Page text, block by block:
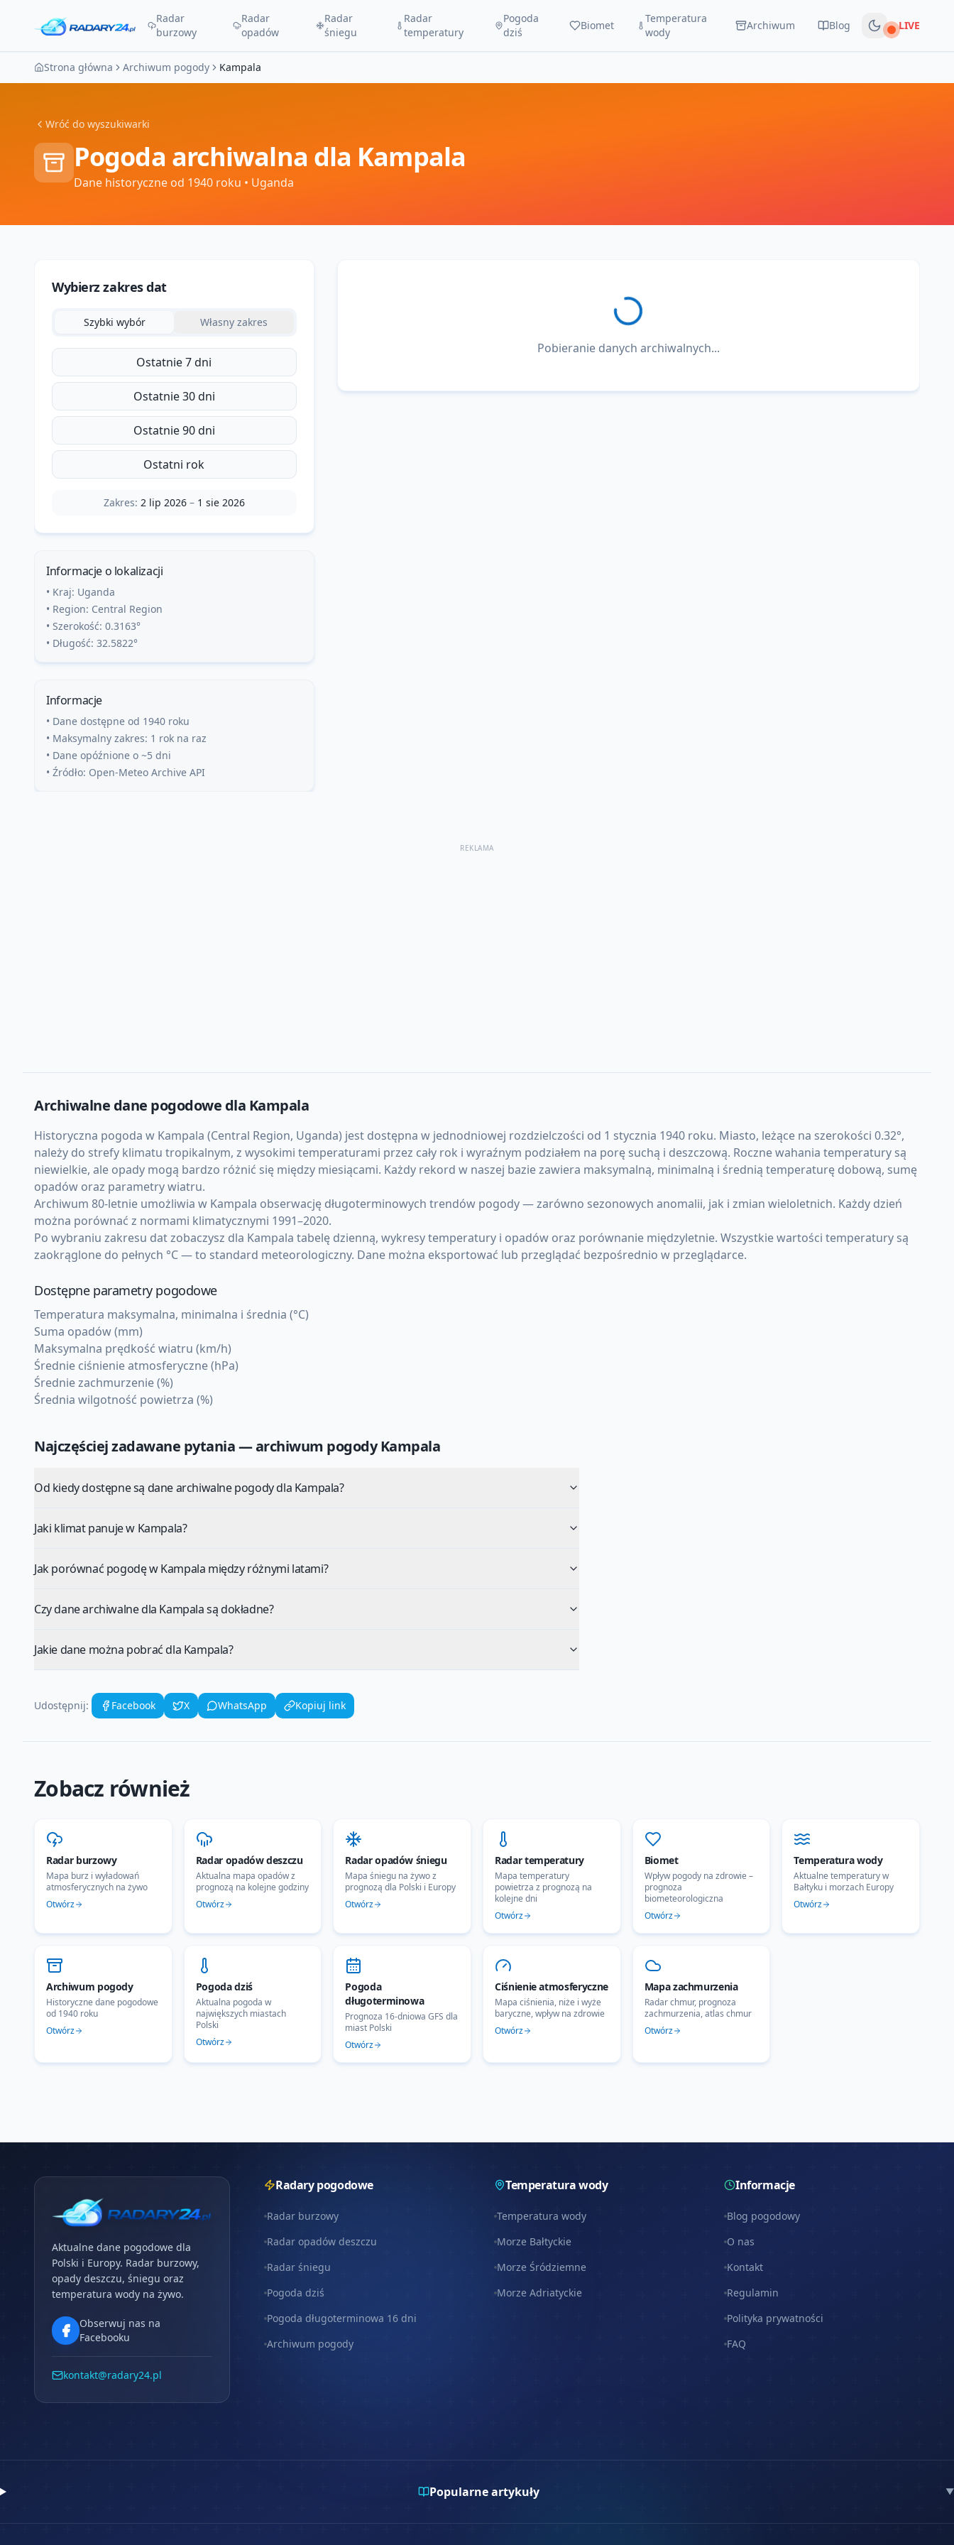
Radar
burzowy
Radar
opadów
Radar
śniegu
Radar
temperatury
Pogoda
dziś
Biomet
Temperatura
wody
Archiwum Blog Na żywo
LIVE
Strona główna Archiwum pogody Kampala
Wróć do wyszukiwarki
Pogoda archiwalna dla Kampala
Dane historyczne od 1940 roku • Uganda
Wybierz zakres dat
Szybki wybór Własny zakres
Ostatnie 7 dni
Ostatnie 30 dni
Ostatnie 90 dni
Ostatni rok
Zakres: 2 lip 2026– 1 sie 2026
Informacje o lokalizacji
• Kraj: Uganda
• Region: Central Region
• Szerokość: 0.3163°
• Długość: 32.5822°
Informacje
• Dane dostępne od 1940 roku
• Maksymalny zakres: 1 rok na raz
• Dane opóźnione o ~5 dni
• Źródło: Open-Meteo Archive API
Pobieranie danych archiwalnych...
REKLAMA
Archiwalne dane pogodowe dla Kampala
Historyczna pogoda w Kampala (Central Region, Uganda) jest dostępna w jednodniowej rozdzielczości od 1 stycznia 1940 roku. Miasto, leżące na szerokości 0.32°,
należy do strefy klimatu tropikalnym, z wysokimi temperaturami przez cały rok i wyraźnym podziałem na porę suchą i deszczową. Roczne wahania temperatury są
niewielkie, ale opady mogą bardzo różnić się między miesiącami. Każdy rekord w naszej bazie zawiera maksymalną, minimalną i średnią temperaturę dobową, sumę
opadów oraz parametry wiatru.
Archiwum 80-letnie umożliwia w Kampala obserwację długoterminowych trendów pogody — zarówno sezonowych anomalii, jak i zmian wieloletnich. Każdy dzień
można porównać z normami klimatycznymi 1991–2020.
Po wybraniu zakresu dat zobaczysz dla Kampala tabelę dzienną, wykresy temperatury i opadów oraz porównanie międzyletnie. Wszystkie wartości temperatury są
zaokrąglone do pełnych °C — to standard meteorologiczny. Dane można eksportować lub przeglądać bezpośrednio w przeglądarce.
Dostępne parametry pogodowe
Temperatura maksymalna, minimalna i średnia (°C)
Suma opadów (mm)
Maksymalna prędkość wiatru (km/h)
Średnie ciśnienie atmosferyczne (hPa)
Średnie zachmurzenie (%)
Średnia wilgotność powietrza (%)
Najczęściej zadawane pytania — archiwum pogodyKampala
Od kiedy dostępne są dane archiwalne pogody dla Kampala?
Jaki klimat panuje w Kampala?
Jak porównać pogodę w Kampala między różnymi latami?
Czy dane archiwalne dla Kampala są dokładne?
Jakie dane można pobrać dla Kampala?
Udostępnij: Facebook X WhatsApp Kopiuj link
Zobacz również
Radar burzowy
Mapa burz i wyładowań
atmosferycznych na żywo
Otwórz
Radar opadów deszczu
Aktualna mapa opadów z
prognozą na kolejne godziny
Otwórz
Radar opadów śniegu
Mapa śniegu na żywo z
prognozą dla Polski i Europy
Otwórz
Radar temperatury
Mapa temperatury
powietrza z prognozą na
kolejne dni
Otwórz
Biomet
Wpływ pogody na zdrowie –
prognoza
biometeorologiczna
Otwórz
Temperatura wody
Aktualne temperatury w
Bałtyku i morzach Europy
Otwórz
Archiwum pogody
Historyczne dane pogodowe
od 1940 roku
Otwórz
Pogoda dziś
Aktualna pogoda w
największych miastach
Polski
Otwórz
Pogoda
długoterminowa
Prognoza 16-dniowa GFS dla
miast Polski
Otwórz
Ciśnienie atmosferyczne
Mapa ciśnienia, niże i wyże
baryczne, wpływ na zdrowie
Otwórz
Mapa zachmurzenia
Radar chmur, prognoza
zachmurzenia, atlas chmur
Otwórz
Aktualne dane pogodowe dla
Polski i Europy. Radar burzowy,
opady deszczu, śniegu oraz
temperatura wody na żywo.
Obserwuj nas na
Facebooku
kontakt@radary24.pl
Radary pogodowe
Radar burzowy
Radar opadów deszczu
Radar śniegu
Pogoda dziś
Pogoda długoterminowa 16 dni
Archiwum pogody
Temperatura wody
Temperatura wody
Morze Bałtyckie
Morze Śródziemne
Morze Adriatyckie
Informacje
Blog pogodowy
O nas
Kontakt
Regulamin
Polityka prywatności
FAQ
Popularne artykuły ▼